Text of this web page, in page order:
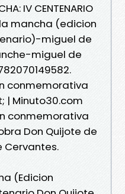
IV CENTENARIO
mancha (edicion
miguel de
miguel de
conmemorativa
| Minuto30.com
conmemorativa
Don Quijote de
Cervantes.
(Edicion